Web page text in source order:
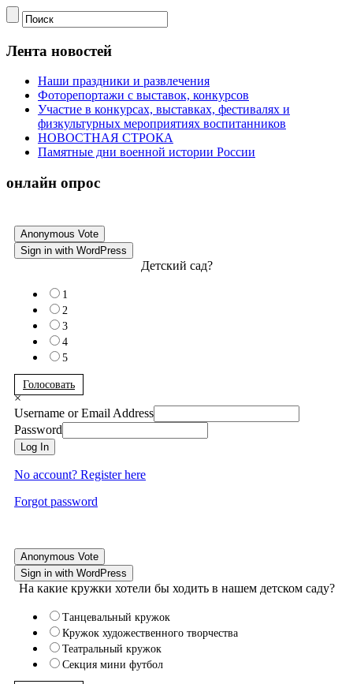
Лента новостей
Наши праздники и развлечения
Фоторепортажи с выставок, конкурсов
Участие в конкурсах, выставках, фестивалях и
физкультурных мероприятиях воспитанников
НОВОСТНАЯ СТРОКА
Памятные дни военной истории России
онлайн опрос
Anonymous Vote
Sign in with WordPress
Детский сад?
1
2
3
4
5
Голосовать
×
Username or Email Address
Password
Log In
No account? Register here
Forgot password
Anonymous Vote
Sign in with WordPress
На какие кружки хотели бы ходить в нашем детском саду?
Танцевальный кружок
Кружок художественного творчества
Театральный кружок
Секция мини футбол